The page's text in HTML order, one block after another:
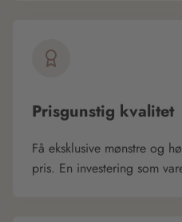
Prisgunstig kvalitet
Få eksklusive mønstre og
pris. En investering som